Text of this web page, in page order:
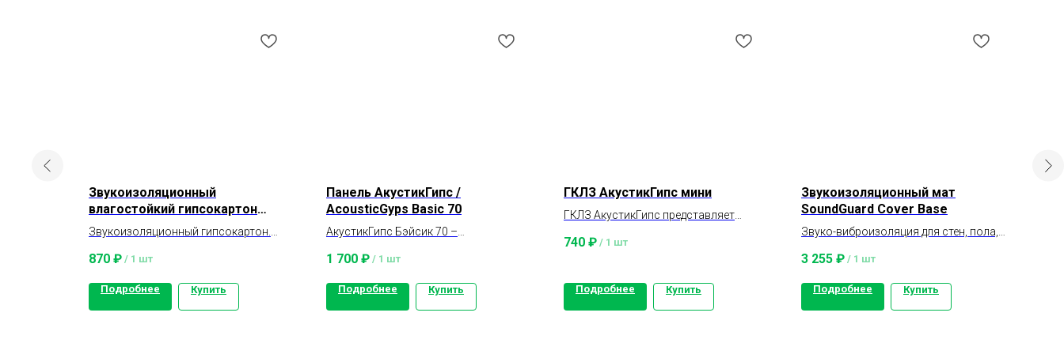
Звукоизоляционный
влагостойкий гипсокартон
Gipsofon 2,5м
Звукоизоляционный гипсокартон.
870 ₽ / 1 шт
Подробнее Купить
Панель АкустикГипс /
AcousticGyps Basic 70
АкустикГипс Бэйсик 70 –
из линейки TM AcousticGyps.
1 700 ₽ / 1 шт
Подробнее Купить
ГКЛЗ АкустикГипс мини
ГКЛЗ АкустикГипс представляет
премиум-класса.
740 ₽ / 1 шт
Подробнее Купить
Звукоизоляционный мат
SoundGuard Cover Base
Звуко-виброизоляция для стен, пола,
3 255 ₽ / 1 шт
Подробнее Купить